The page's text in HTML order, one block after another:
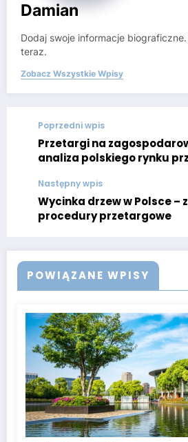
Damian
Dodaj swoje informacje biograficzne.
teraz.
Zobacz Wszystkie Wpisy
Poprzedni wpis
Przetargi na
analiza polskiego rynku
Następny wpis
Wycinka drzew w Polsce –
procedury przetargowe
POWIĄZANE WPISY